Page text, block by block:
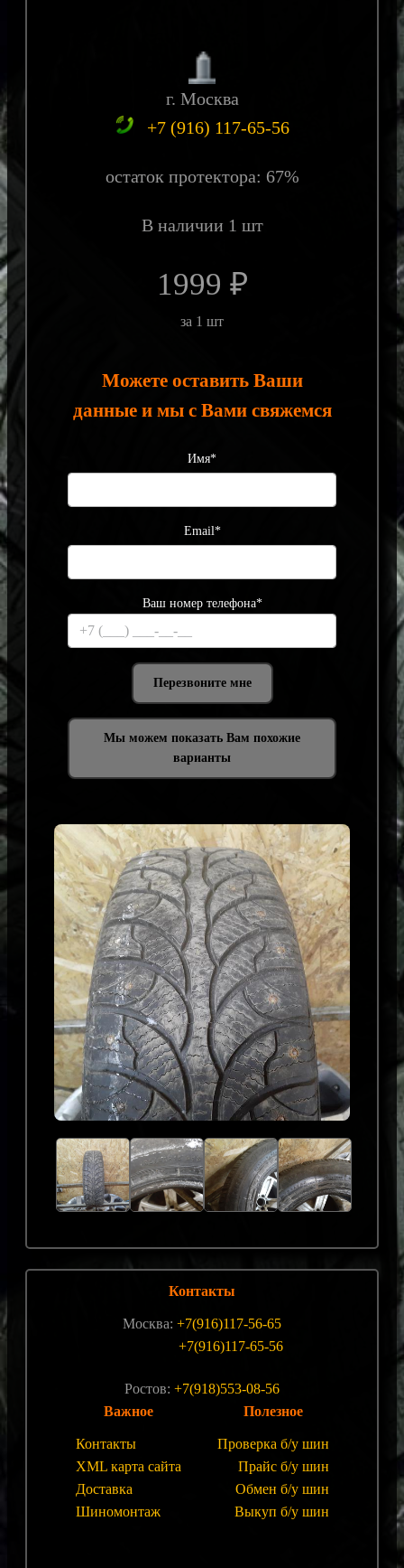
г. Москва
+7 (916) 117-65-56
остаток протектора: 67%
В наличии 1 шт
1999 ₽
за 1 шт
Можете оставить Ваши
данные и мы с Вами свяжемся
Имя*
Email*
Ваш номер телефона*
Мы можем показать Вам похожие
варианты
Контакты
Москва: +7(916)117-56-65
+7(916)117-65-56
Ростов: +7(918)553-08-56
Важное
Контакты
XML карта сайта
Доставка
Шиномонтаж
Полезное
Проверка б/у шин
Прайс б/у шин
Обмен б/у шин
Выкуп б/у шин